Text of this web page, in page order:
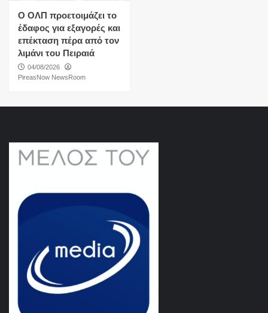
O ΟΛΠ προετοιμάζει το
έδαφος για εξαγορές και
επέκταση πέρα από τον
λιμάνι του Πειραιά
04/08/2026
PireasNow NewsRoom